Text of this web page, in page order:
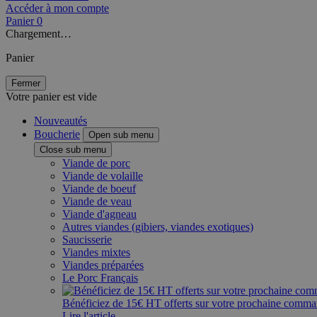
Accéder à mon compte
Panier 0
Chargement…
Panier
Fermer
Votre panier est vide
Nouveautés
Boucherie
Open sub menu
Close sub menu
Viande de porc
Viande de volaille
Viande de boeuf
Viande de veau
Viande d'agneau
Autres viandes (gibiers, viandes exotiques)
Saucisserie
Viandes mixtes
Viandes préparées
Le Porc Français
Bénéficiez de 15€ HT offerts sur votre prochaine